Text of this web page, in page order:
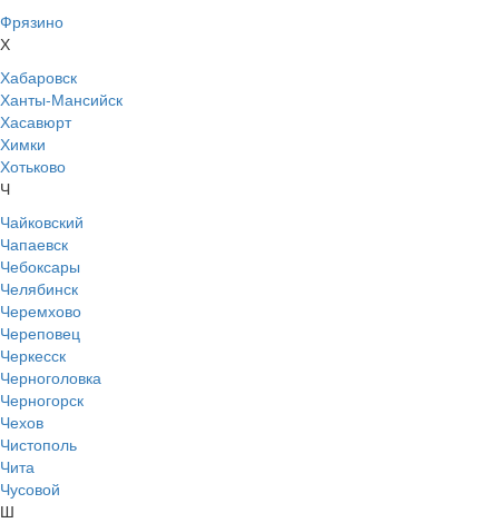
Фрязино
Х
Хабаровск
Ханты-Мансийск
Хасавюрт
Химки
Хотьково
Ч
Чайковский
Чапаевск
Чебоксары
Челябинск
Черемхово
Череповец
Черкесск
Черноголовка
Черногорск
Чехов
Чистополь
Чита
Чусовой
Ш